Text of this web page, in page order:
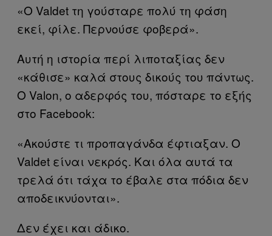
«Ο Valdet τη γούσταρε πολύ τη φάση
εκεί, φίλε. Περνούσε φοβερά».
Αυτή η ιστορία περί λιποταξίας δεν
«κάθισε» καλά στους δικούς του πάντως.
Ο Valon, ο αδερφός του, πόσταρε το εξής
στο Facebook:
«Ακούστε τι προπαγάνδα έφτιαξαν. Ο
Valdet είναι νεκρός. Και όλα αυτά τα
τρελά ότι τάχα το έβαλε στα πόδια δεν
αποδεικνύονται».
Δεν έχει και άδικο.